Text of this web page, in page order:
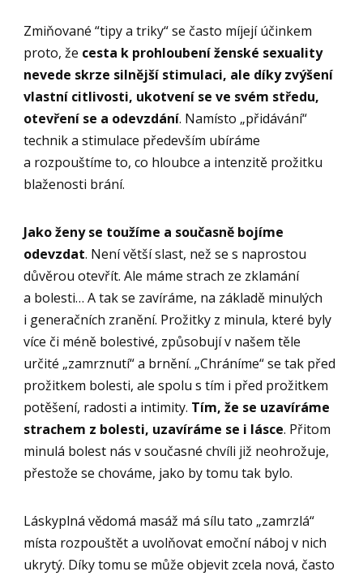
Zmiňované “tipy a triky“ se často míjejí účinkem
proto, že cesta k prohloubení ženské sexuality
nevede skrze silnější stimulaci, ale díky zvýšení
vlastní citlivosti, ukotvení se ve svém středu,
otevření se a odevzdání. Namísto „přidávání“
technik a stimulace především ubíráme
a rozpouštíme to, co hloubce a intenzitě prožitku
blaženosti brání.
Jako ženy se toužíme a současně bojíme
odevzdat. Není větší slast, než se s naprostou
důvěrou otevřít. Ale máme strach ze zklamání
a bolesti… A tak se zavíráme, na základě minulých
i generačních zranění. Prožitky z minula, které byly
více či méně bolestivé, způsobují v našem těle
určité „zamrznutí“ a brnění. „Chráníme“ se tak před
prožitkem bolesti, ale spolu s tím i před prožitkem
potěšení, radosti a intimity. Tím, že se uzavíráme
strachem z bolesti, uzavíráme se i lásce. Přitom
minulá bolest nás v současné chvíli již neohrožuje,
přestože se chováme, jako by tomu tak bylo.
Láskyplná vědomá masáž má sílu tato „zamrzlá“
místa rozpouštět a uvolňovat emoční náboj v nich
ukrytý. Díky tomu se může objevit zcela nová, často